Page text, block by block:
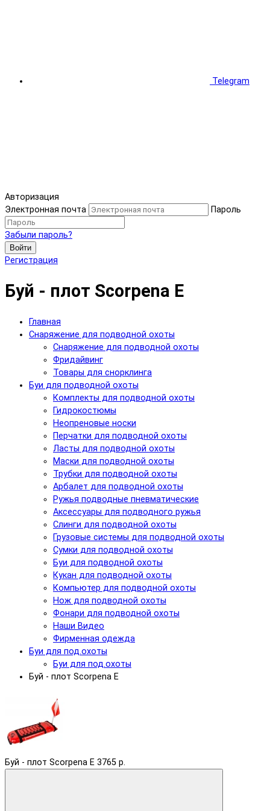
Telegram
Авторизация
Электронная почта
Пароль
Забыли пароль?
Войти
Регистрация
Буй - плот Scorpena E
Главная
Снаряжение для подводной охоты
Снаряжение для подводной охоты
Фридайвинг
Товары для снорклинга
Буи для подводной охоты
Комплекты для подводной охоты
Гидрокостюмы
Неопреновые носки
Перчатки для подводной охоты
Ласты для подводной охоты
Маски для подводной охоты
Трубки для подводной охоты
Арбалет для подводной охоты
Ружья подводные пневматические
Аксессуары для подводного ружья
Слинги для подводной охоты
Грузовые системы для подводной охоты
Сумки для подводной охоты
Буи для подводной охоты
Кукан для подводной охоты
Компьютер для подводной охоты
Нож для подводной охоты
Фонари для подводной охоты
Наши Видео
Фирменная одежда
Буи для под.охоты
Буи для под.охоты
Буй - плот Scorpena E
Буй - плот Scorpena E 3765 р.